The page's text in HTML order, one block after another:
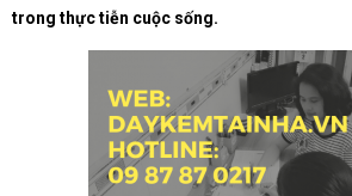
trong thực tiễn cuộc sống.